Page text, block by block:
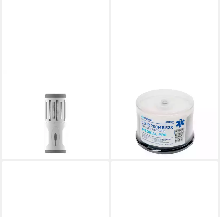
für Wohnräume und
Schlafzimmer
49,95 €
lieferbar - in 4-5 Werktagen bei dir
CD-Rohling Medical Pro,
Medical Pro, vollflächig Inkjet
bedruckbar, 700 MB, 52x
21,95 €
lieferbar - in 4-5 Werktagen bei dir